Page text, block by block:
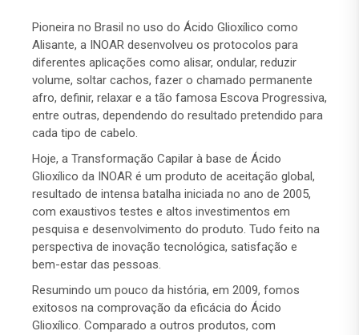
Pioneira no Brasil no uso do Ácido Glioxílico como
Alisante, a INOAR desenvolveu os protocolos para
diferentes aplicações como alisar, ondular, reduzir
volume, soltar cachos, fazer o chamado permanente
afro, definir, relaxar e a tão famosa Escova Progressiva,
entre outras, dependendo do resultado pretendido para
cada tipo de cabelo.
Hoje, a Transformação Capilar à base de Ácido
Glioxílico da INOAR é um produto de aceitação global,
resultado de intensa batalha iniciada no ano de 2005,
com exaustivos testes e altos investimentos em
pesquisa e desenvolvimento do produto. Tudo feito na
perspectiva de inovação tecnológica, satisfação e
bem-estar das pessoas.
Resumindo um pouco da história, em 2009, fomos
exitosos na comprovação da eficácia do Ácido
Glioxílico. Comparado a outros produtos, com